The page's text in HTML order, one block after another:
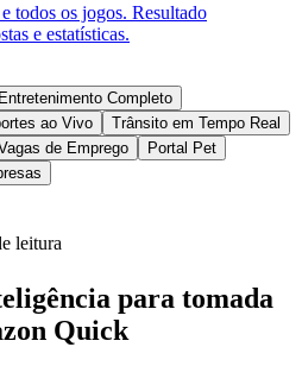
da sua região
todos os jogos. Resultado
e estatísticas.
Entretenimento Completo
ao Vivo
Trânsito em Tempo Real
de Emprego
Portal Pet
leitura
para tomada
Quick